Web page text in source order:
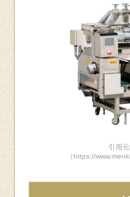
引用
（https://